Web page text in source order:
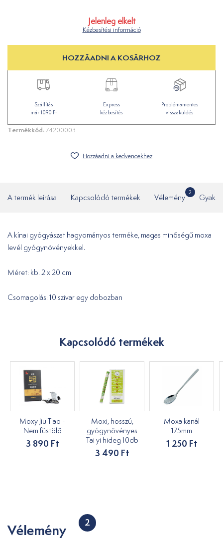
Jelenleg elkelt
Kézbesítési információ
HOZZÁADNI A KOSÁRHOZ
Szállítás
már 1090 Ft
Express
kézbesítés
Problémamentes
visszaküldés
Termékkód:74200003
Hozzáadni a kedvencekhez
A termék leírása Kapcsolódó termékek Vélemény
2
A kínai gyógyászat hagyományos terméke, magas minőségű moxa
levél gyógynövényekkel.
Méret: kb. 2 x 20 cm
Csomagolás: 10 szivar egy dobozban
Kapcsolódó termékek
Moxy Jiu Tiao -
Nem füstölő
3 890 Ft
Moxi, hosszú,
gyógynövényes
Tai yi hideg 10db
3 490 Ft
Moxa kanál
175mm
1 250 Ft
Vélemény 2